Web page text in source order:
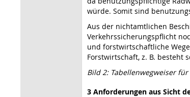
würde. Somit sind
Aus der nichtamtlichen
Verkehrssicherungspflicht
und forstwirtschaftliche
Forstwirtschaft, z. B. besteht
Bild 2: Tabellenwegweiser
3 Anforderungen aus Sicht